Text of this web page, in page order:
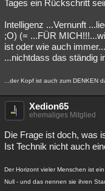
Tages ein Rückschritt
Intelligenz ...Vernunft
;O) (= ...FÜR
ist oder wie auch
...nichtdass das ständig
...der Kopf ist auch zum DENKEN
Xedion65
ehemaliges Mitglied
Die Frage ist doch, was
Ist Technik nicht auch
Der Horizont vieler Menschen ist
Null - und das nennen sie ihren